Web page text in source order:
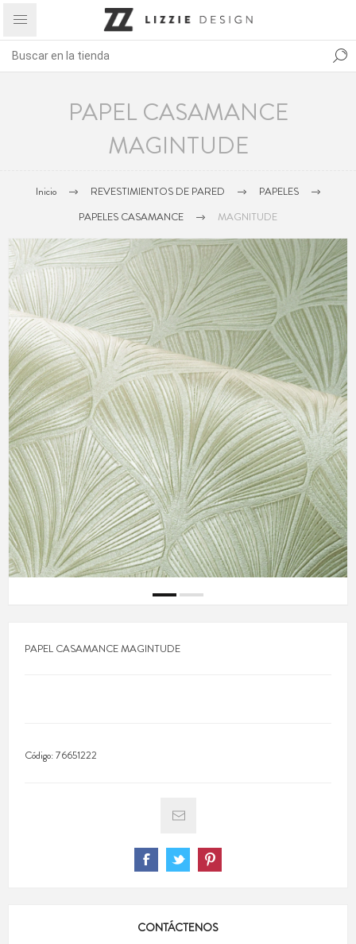
PAPEL CASAMANCE
MAGINTUDE
Inicio REVESTIMIENTOS DE PARED
PAPELES
PAPELES CASAMANCE
MAGNITUDE
PAPEL CASAMANCE MAGINTUDE
Código:76651222
CONTÁCTENOS